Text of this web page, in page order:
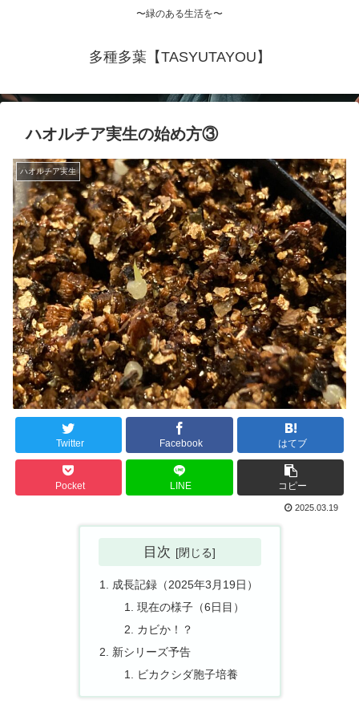
〜緑のある生活を〜
多種多葉【TASYUTAYOU】
ハオルチア実生の始め方③
ハオルチア実生
Twitter Facebook はてブ
Pocket LINE コピー
2025.03.19
目次
成長記録（2025年3月19日）
現在の様子（6日目）
カビか！？
新シリーズ予告
ビカクシダ胞子培養